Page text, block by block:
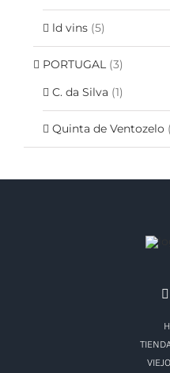
ld vins (5)
PORTUGAL (3)
C. da Silva (1)
Quinta de Ventozelo